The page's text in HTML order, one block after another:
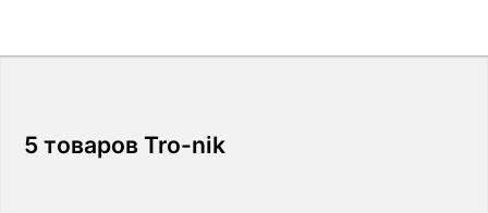
5 товаров Tro-nik